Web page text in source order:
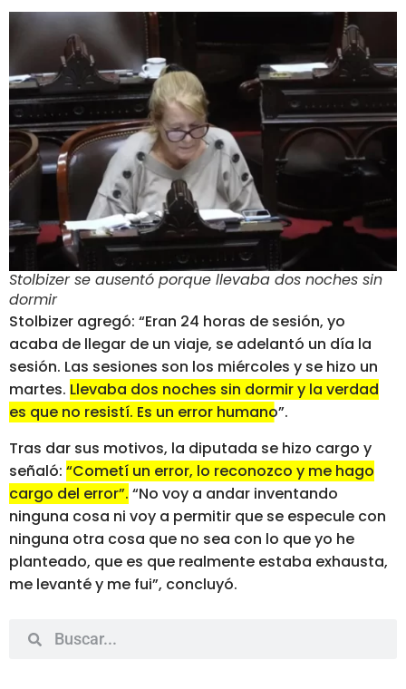
Stolbizer se ausentó porque llevaba dos noches sin
dormir
Stolbizer agregó: “Eran 24 horas de sesión, yo
acaba de llegar de un viaje, se adelantó un día la
sesión. Las sesiones son los miércoles y se hizo un
martes. Llevaba dos noches sin dormir y la verdad
es que no resistí. Es un error humano”.
Tras dar sus motivos, la diputada se hizo cargo y
señaló: “Cometí un error, lo reconozco y me hago
cargo del error”. “No voy a andar inventando
ninguna cosa ni voy a permitir que se especule con
ninguna otra cosa que no sea con lo que yo he
planteado, que es que realmente estaba exhausta,
me levanté y me fui”, concluyó.